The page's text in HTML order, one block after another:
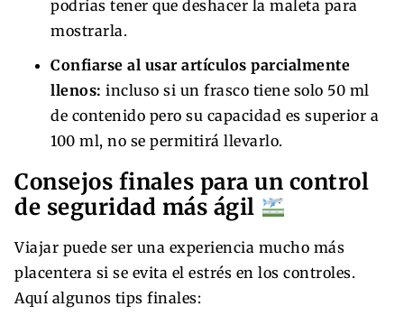
podrías tener que deshacer la maleta para
mostrarla.
Confiarse al usar artículos parcialmente
llenos: incluso si un frasco tiene solo 50 ml
de contenido pero su capacidad es superior a
100 ml, no se permitirá llevarlo.
Consejos finales para un control
de seguridad más ágil
Viajar puede ser una experiencia mucho más
placentera si se evita el estrés en los controles.
Aquí algunos tips finales: